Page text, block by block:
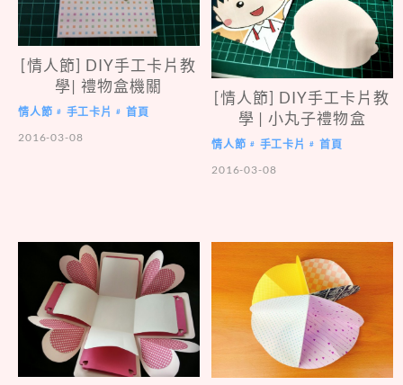
[情人節] DIY手工卡片教
學| 禮物盒機關
情人節 # 手工卡片 #
首頁
2016-03-08
[情人節] DIY手工卡片教
學 | 小丸子禮物盒
情人節 # 手工卡片 #
首頁
2016-03-08